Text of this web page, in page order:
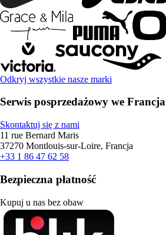
Odkryj wszystkie nasze marki
Serwis posprzedażowy we Francja
Skontaktuj się z nami
11 rue Bernard Maris
37270 Montlouis-sur-Loire, Francja
+33 1 86 47 62 58
Bezpieczna płatność
Kupuj u nas bez obaw